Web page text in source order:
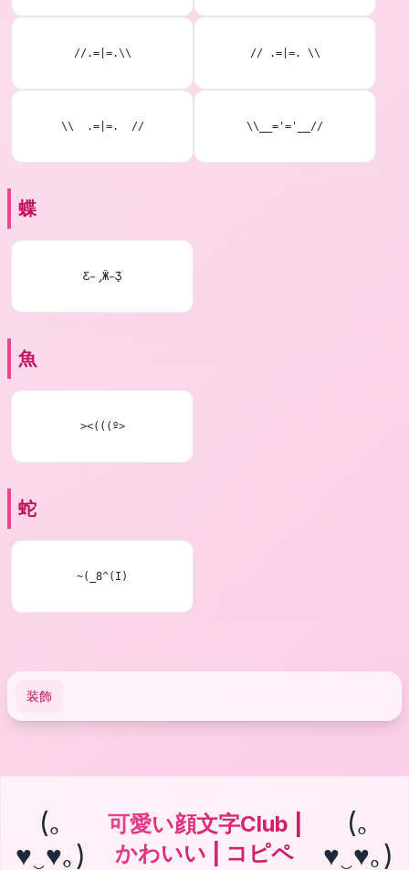
//.=|=.\\ // .=|=. \\
\\  .=|=.  // \\__='='__//
蝶
Ƹ̵̡Ӝ̵̨̄Ʒ
魚
><(((º>
蛇
~(_8^(I)
装飾
(｡
♥‿♥｡)
可愛い顔文字Club |
かわいい | コピペ
(｡
♥‿♥｡)